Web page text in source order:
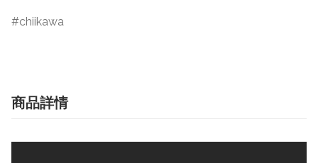
chiikawa
商品詳情